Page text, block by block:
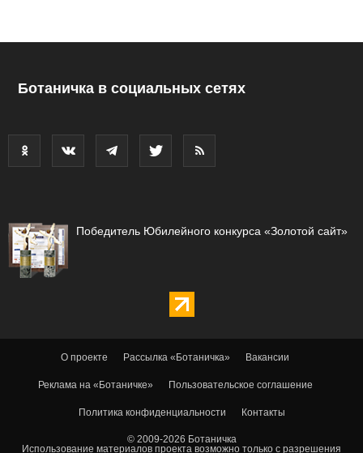
Ботаничка в социальных сетях
Победитель Юбилейного конкурса «Золотой сайт»
О проекте Рассылка «Ботаничка» Вакансии
Реклама на «Ботаничке» Пользовательское соглашение
Политика конфиденциальности Контакты
© 2009-2026 Ботаничка
Использование материалов проекта возможно только с разрешения